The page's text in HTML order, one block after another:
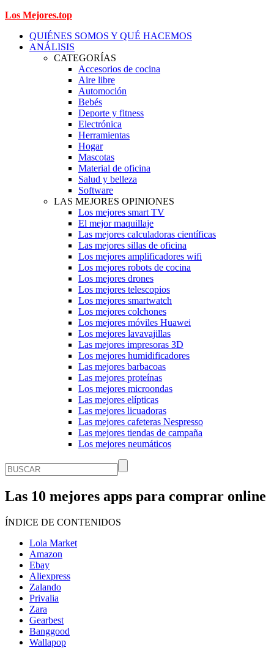
Los Mejores.top
QUIÉNES SOMOS Y QUÉ HACEMOS
ANÁLISIS
CATEGORÍAS
Accesorios de cocina
Aire libre
Automoción
Bebés
Deporte y fitness
Electrónica
Herramientas
Hogar
Mascotas
Material de oficina
Salud y belleza
Software
LAS MEJORES OPINIONES
Los mejores smart TV
El mejor maquillaje
Las mejores calculadoras científicas
Las mejores sillas de oficina
Los mejores amplificadores wifi
Los mejores robots de cocina
Los mejores drones
Los mejores telescopios
Los mejores smartwatch
Los mejores colchones
Los mejores móviles Huawei
Los mejores lavavajillas
Las mejores impresoras 3D
Los mejores humidificadores
Las mejores barbacoas
Las mejores proteínas
Los mejores microondas
Las mejores elípticas
Las mejores licuadoras
Las mejores cafeteras Nespresso
Las mejores tiendas de campaña
Los mejores neumáticos
Las 10 mejores apps para comprar online
ÍNDICE DE CONTENIDOS
Lola Market
Amazon
Ebay
Aliexpress
Zalando
Privalia
Zara
Gearbest
Banggood
Wallapop